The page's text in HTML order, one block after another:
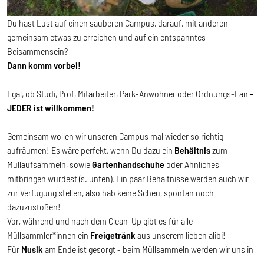
Du hast Lust auf einen sauberen Campus, darauf, mit anderen
gemeinsam etwas zu erreichen und auf ein entspanntes
Beisammensein?
Dann komm vorbei!
Egal, ob Studi, Prof, Mitarbeiter, Park-Anwohner oder Ordnungs-Fan -
JEDER ist willkommen!
Gemeinsam wollen wir unseren Campus mal wieder so richtig
aufräumen! Es wäre perfekt, wenn Du dazu ein Behältniszum
Müllaufsammeln, sowieGartenhandschuhe oder Ähnliches
mitbringen würdest (s. unten). Ein paar Behältnisse werden auch wir
zur Verfügung stellen, also hab keine Scheu, spontan noch
dazuzustoßen!
Vor, während und nach dem Clean-Up gibt es für alle
Müllsammler*innen ein Freigetränk aus unserem lieben alibi!
Für Musik am Ende ist gesorgt - beim Müllsammeln werden wir uns in